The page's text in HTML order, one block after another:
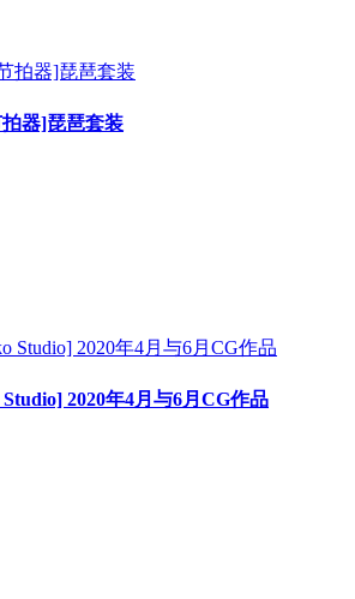
器]琵琶套装
2020年4月与6月CG作品